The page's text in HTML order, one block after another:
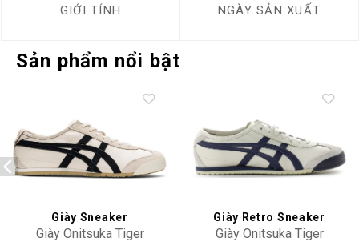
GIỚI TÍNH NGÀY SẢN XUẤT
Sản phẩm nổi bật
Add to
wishlist
Giày Sneaker
Giày Onitsuka Tiger
Add to
wishlist
Giày Retro Sneaker
Giày Onitsuka Tiger